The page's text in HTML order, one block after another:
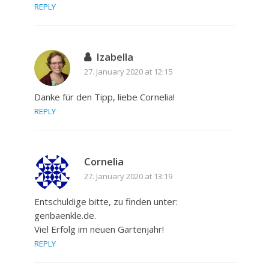
REPLY
Izabella
27. January 2020 at 12:15
Danke für den Tipp, liebe Cornelia!
REPLY
Cornelia
27. January 2020 at 13:19
Entschuldige bitte, zu finden unter:
genbaenkle.de.
Viel Erfolg im neuen Gartenjahr!
REPLY